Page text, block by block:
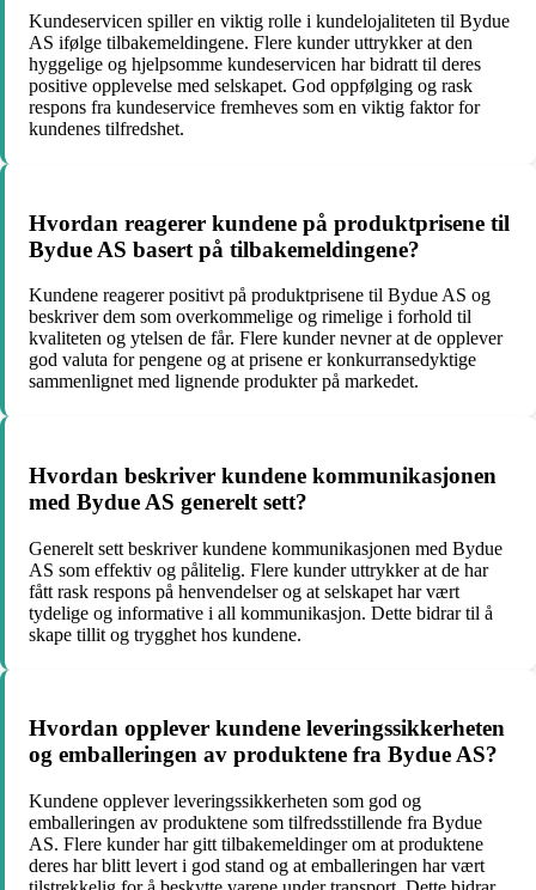
Kundeservicen spiller en viktig rolle i kundelojaliteten til Bydue
AS ifølge tilbakemeldingene. Flere kunder uttrykker at den
hyggelige og hjelpsomme kundeservicen har bidratt til deres
positive opplevelse med selskapet. God oppfølging og rask
respons fra kundeservice fremheves som en viktig faktor for
kundenes tilfredshet.
Hvordan reagerer kundene på produktprisene til
Bydue AS basert på tilbakemeldingene?
Kundene reagerer positivt på produktprisene til Bydue AS og
beskriver dem som overkommelige og rimelige i forhold til
kvaliteten og ytelsen de får. Flere kunder nevner at de opplever
god valuta for pengene og at prisene er konkurransedyktige
sammenlignet med lignende produkter på markedet.
Hvordan beskriver kundene kommunikasjonen
med Bydue AS generelt sett?
Generelt sett beskriver kundene kommunikasjonen med Bydue
AS som effektiv og pålitelig. Flere kunder uttrykker at de har
fått rask respons på henvendelser og at selskapet har vært
tydelige og informative i all kommunikasjon. Dette bidrar til å
skape tillit og trygghet hos kundene.
Hvordan opplever kundene leveringssikkerheten
og emballeringen av produktene fra Bydue AS?
Kundene opplever leveringssikkerheten som god og
emballeringen av produktene som tilfredsstillende fra Bydue
AS. Flere kunder har gitt tilbakemeldinger om at produktene
deres har blitt levert i god stand og at emballeringen har vært